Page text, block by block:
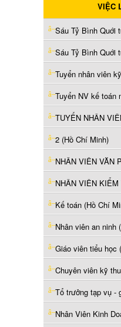
VIỆC
2 (Hồ Chí Minh)
NHÂN VIÊN VĂN
Kế toán (Hồ Chí
Nhân viên an ninh
Giáo viên tiểu học
Chuyên viên kỹ